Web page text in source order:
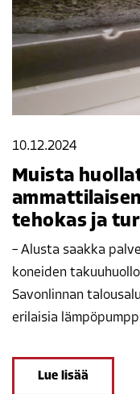
10.12.2024
Muista
tehokas ja
– Alusta saakka
koneiden
Savonlinnan
erilaisia
Lue lisää